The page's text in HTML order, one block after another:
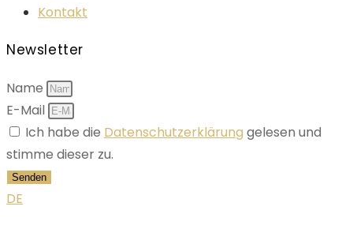
Kontakt
Newsletter
Name
E-Mail
Ich habe die Datenschutzerklärung gelesen und
stimme dieser zu.
Senden
DE